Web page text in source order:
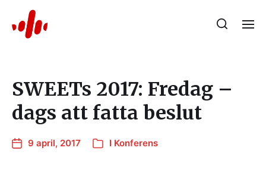
SWEETs 2017: Fredag –
dags att fatta beslut
9 april, 2017 I Konferens